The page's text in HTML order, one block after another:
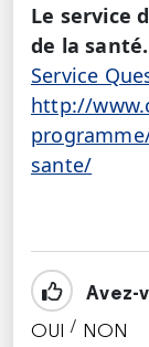
Le service
de la santé.
Service
http://
sante/
Avez-
OUI / NON